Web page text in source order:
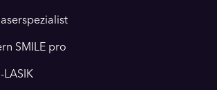
SMILE pro
LASIK